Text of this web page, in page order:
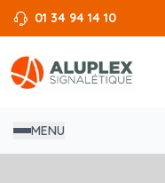
01 34 94 14 10
MENU